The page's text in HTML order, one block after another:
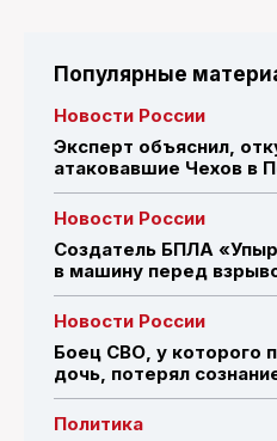
Популярные
Новости России
Эксперт объяснил,
атаковавшие Чехов в
Новости России
Создатель БПЛА
в машину перед
Новости России
Боец СВО, у которого
дочь, потерял
Политика